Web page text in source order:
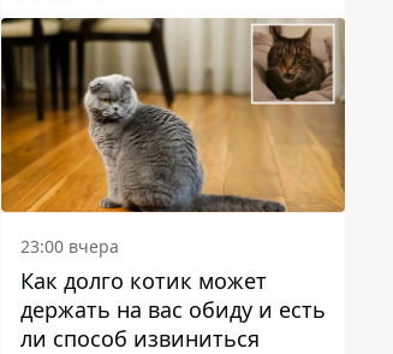
23:00 вчера
Как долго котик может
держать на вас обиду и есть
ли способ извиниться